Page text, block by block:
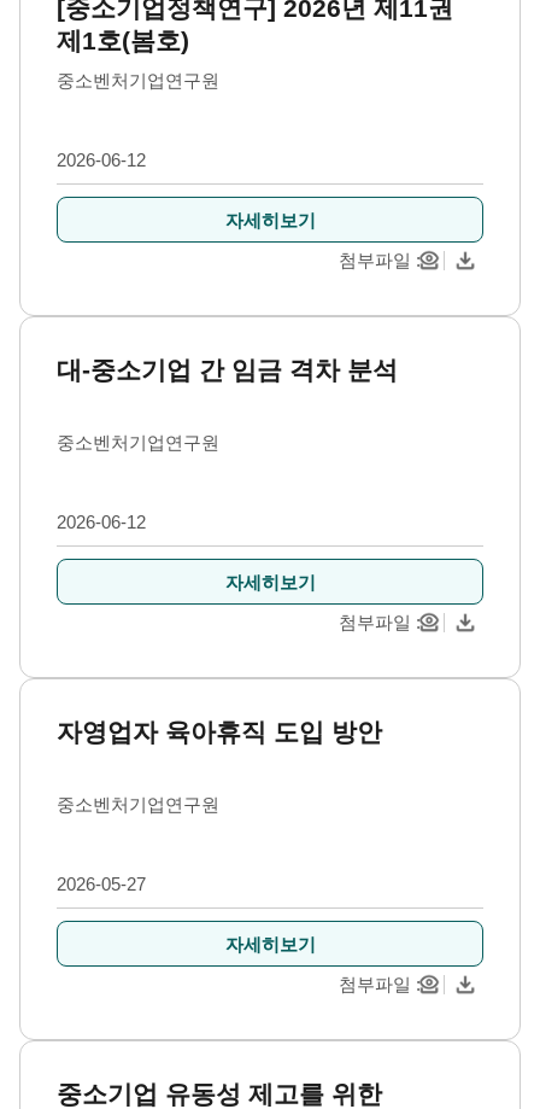
[중소기업정책연구] 2026년 제11권
제1호(봄호)
중소벤처기업연구원
2026-06-12
자세히보기
첨부파일
대-중소기업 간 임금 격차 분석
중소벤처기업연구원
2026-06-12
자세히보기
첨부파일
자영업자 육아휴직 도입 방안
중소벤처기업연구원
2026-05-27
자세히보기
첨부파일
중소기업 유동성 제고를 위한